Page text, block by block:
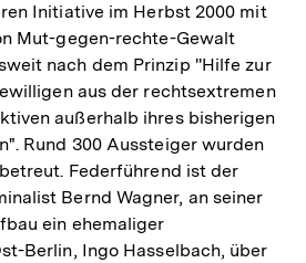
Initiative im Herbst 2000 mit
Mut-gegen-rechte-Gewalt
nach dem Prinzip ''Hilfe zur
aus der rechtsextremen
außerhalb ihres bisherigen
Rund 300 Aussteiger wurden
Federführend ist der
Bernd Wagner, an seiner
ein ehemaliger
Berlin, Ingo Hasselbach, über